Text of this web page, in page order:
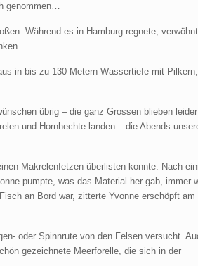
genommen…
Während es in Hamburg regnete,
in bis zu 130 Metern Wassertiefe mit Pilkern,
übrig – die ganz Grossen blieben
und Hornhechte landen – die Abends
Makrelenfetzen überlisten konnte. Nach
pumpte, was das Material her gab, immer
an Bord war, zitterte Yvonne erschöpft am
oder Spinnrute von den Felsen versucht.
gezeichnete Meerforelle, die sich in der